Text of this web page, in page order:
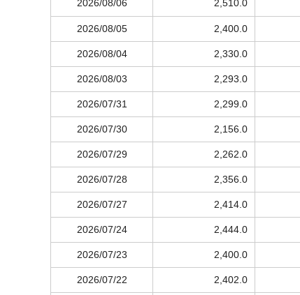
2026/08/06 2,510.0
2026/08/05 2,400.0
2026/08/04 2,330.0
2026/08/03 2,293.0
2026/07/31 2,299.0
2026/07/30 2,156.0
2026/07/29 2,262.0
2026/07/28 2,356.0
2026/07/27 2,414.0
2026/07/24 2,444.0
2026/07/23 2,400.0
2026/07/22 2,402.0